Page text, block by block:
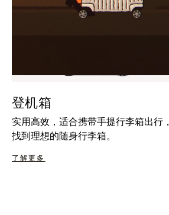
静
登机箱
实用高效，适合携带手提行李箱出行，
找到理想的随身行李箱。
了解更多